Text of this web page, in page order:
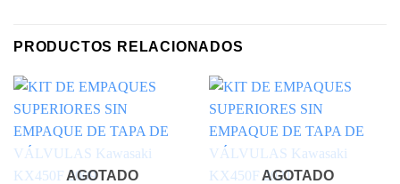
PRODUCTOS RELACIONADOS
AGOTADO AGOTADO